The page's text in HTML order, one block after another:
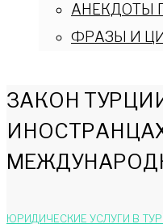
АНЕКДОТЫ
ФРАЗЫ И
ЗАКОН
ЮРИДИЧЕСКИЕ УСЛУГИ В